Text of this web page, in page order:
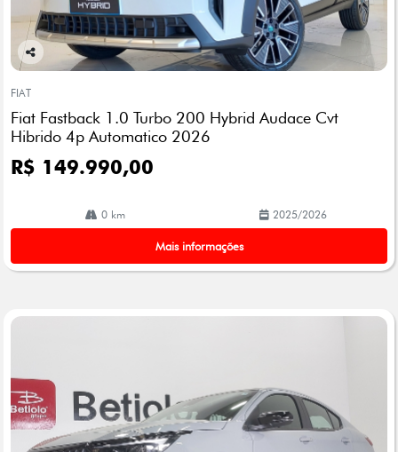
Co
arti
lhe
FIAT
Fiat Fastback 1.0 Turbo 200 Hybrid Audace Cvt
Hibrido 4p Automatico 2026
R$ 149.990,00
0 km 2025/2026
Mais informações